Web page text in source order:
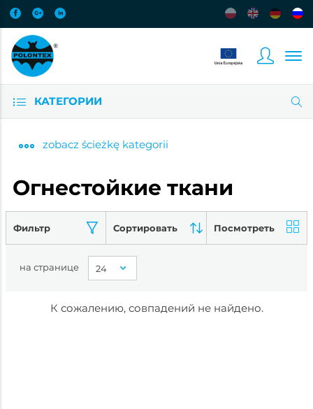
КАТЕГОРИИ
zobacz ścieżkę kategorii
Oгнестойкие ткани
Фильтр Сортировать Посмотреть
на странице
К сожалению, совпадений не найдено.